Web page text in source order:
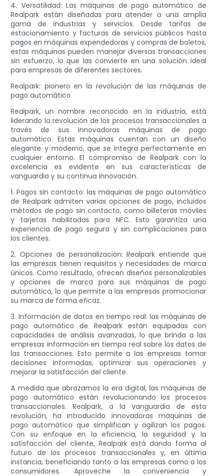
4. Versatilidad: Las máquinas de pago automático de
Realpark están diseñadas para atender a una amplia
gama de industrias y servicios. Desde tarifas de
estacionamiento y facturas de servicios públicos hasta
pagos en máquinas expendedoras y compras de boletos,
estas máquinas pueden manejar diversas transacciones
sin esfuerzo, lo que las convierte en una solución ideal
para empresas de diferentes sectores.
Realpark: pionero en la revolución de las máquinas de
pago automático
Realpark, un nombre reconocido en la industria, está
liderando la revolución de los procesos transaccionales a
través de sus innovadoras máquinas de pago
automático. Estas máquinas cuentan con un diseño
elegante y moderno, que se integra perfectamente en
cualquier entorno. El compromiso de Realpark con la
excelencia es evidente en sus características de
vanguardia y su continua innovación.
1. Pagos sin contacto: las máquinas de pago automático
de Realpark admiten varias opciones de pago, incluidos
métodos de pago sin contacto, como billeteras móviles
y tarjetas habilitadas para NFC. Esto garantiza una
experiencia de pago segura y sin complicaciones para
los clientes.
2. Opciones de personalización: Realpark entiende que
las empresas tienen requisitos y necesidades de marca
únicos. Como resultado, ofrecen diseños personalizables
y opciones de marca para sus máquinas de pago
automático, lo que permite a las empresas promocionar
su marca de forma eficaz.
3. Información de datos en tiempo real: las máquinas de
pago automático de Realpark están equipadas con
capacidades de análisis avanzadas, lo que brinda a las
empresas información en tiempo real sobre los datos de
las transacciones. Esto permite a las empresas tomar
decisiones informadas, optimizar sus operaciones y
mejorar la satisfacción del cliente.
A medida que abrazamos la era digital, las máquinas de
pago automático están revolucionando los procesos
transaccionales. Realpark, a la vanguardia de esta
revolución, ha introducido innovadoras máquinas de
pago automático que simplifican y agilizan los pagos.
Con su enfoque en la eficiencia, la seguridad y la
satisfacción del cliente, Realpark está dando forma al
futuro de los procesos transaccionales y, en última
instancia, beneficiando tanto a las empresas como a los
consumidores. Aproveche la conveniencia y